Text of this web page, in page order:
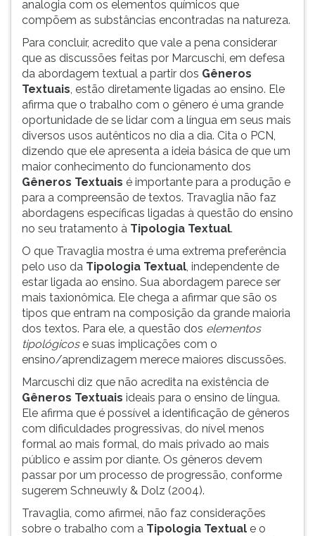
analogia com os elementos químicos que
compõem as substâncias encontradas na natureza.
Para concluir, acredito que vale a pena considerar
que as discussões feitas por Marcuschi, em defesa
da abordagem textual a partir dos Gêneros
Textuais, estão diretamente ligadas ao ensino. Ele
afirma que o trabalho com o gênero é uma grande
oportunidade de se lidar com a língua em seus mais
diversos usos autênticos no dia a dia. Cita o PCN,
dizendo que ele apresenta a ideia básica de que um
maior conhecimento do funcionamento dos
Gêneros Textuais é importante para a produção e
para a compreensão de textos. Travaglia não faz
abordagens específicas ligadas à questão do ensino
no seu tratamento à Tipologia Textual.
O que Travaglia mostra é uma extrema preferência
pelo uso da Tipologia Textual, independente de
estar ligada ao ensino. Sua abordagem parece ser
mais taxionômica. Ele chega a afirmar que são os
tipos que entram na composição da grande maioria
dos textos. Para ele, a questão dos elementos
tipológicose suas implicações com o
ensino/aprendizagem merece maiores discussões.
Marcuschi diz que não acredita na existência de
Gêneros Textuais ideais para o ensino de língua.
Ele afirma que é possível a identificação de gêneros
com dificuldades progressivas, do nível menos
formal ao mais formal, do mais privado ao mais
público e assim por diante. Os gêneros devem
passar por um processo de progressão, conforme
sugerem Schneuwly & Dolz (2004).
Travaglia, como afirmei, não faz considerações
sobre o trabalho com a Tipologia Textual e o